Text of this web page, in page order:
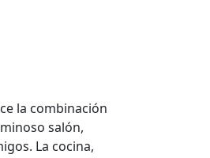
la combinación
salón,
La cocina,